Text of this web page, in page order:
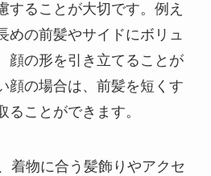
することが大切です。例え
めの前髪やサイドにボリュ
顔の形を引き立てることが
顔の場合は、前髪を短くす
ることができます。
着物に合う髪飾りやアクセ